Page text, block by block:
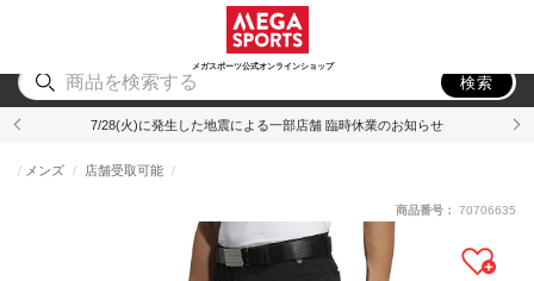
メガスポーツ公式オンラインショップ
アウトドア
検索
7/28(火)に発生した地震による一部店舗 臨時休業のお知らせ
メンズ 店舗受取可能
商品番号： 70706635